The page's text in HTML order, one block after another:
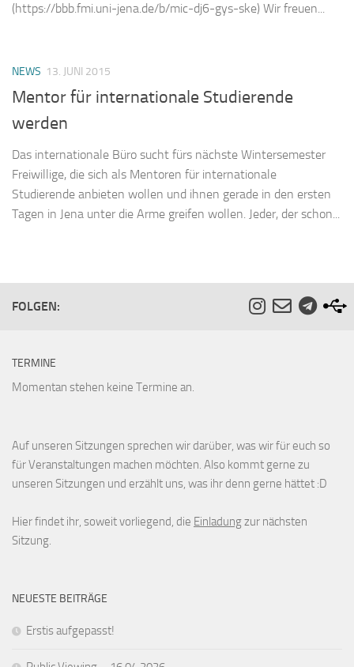
(https://bbb.fmi.uni-jena.de/b/mic-dj6-gys-ske) Wir freuen...
NEWS 13. JUNI 2015
Mentor für internationale Studierende
werden
Das internationale Büro sucht fürs nächste Wintersemester
Freiwillige, die sich als Mentoren für internationale
Studierende anbieten wollen und ihnen gerade in den ersten
Tagen in Jena unter die Arme greifen wollen. Jeder, der schon...
FOLGEN:
TERMINE
Momentan stehen keine Termine an.
Auf unseren Sitzungen sprechen wir darüber, was wir für euch so
für Veranstaltungen machen möchten. Also kommt gerne zu
unseren Sitzungen und erzählt uns, was ihr denn gerne hättet :D
Hier findet ihr, soweit vorliegend, die Einladungzur nächsten
Sitzung.
NEUESTE BEITRÄGE
Erstis aufgepasst!